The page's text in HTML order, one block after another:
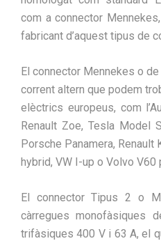
com a connector
fabricant d’aquest tipus de
El connector Mennekes o
corrent altern que podem
elèctrics europeus, com
Renault Zoe, Tesla Model
Porsche Panamera, Renault
hybrid, VW I-up o Volvo V60
El connector Tipus 2 o
càrregues monofàsiques
trifàsiques 400 V i 63 A, el